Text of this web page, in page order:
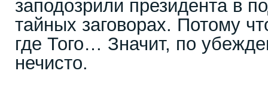
заподозрили президента в
тайных заговорах. Потому
где Того… Значит, по
нечисто.